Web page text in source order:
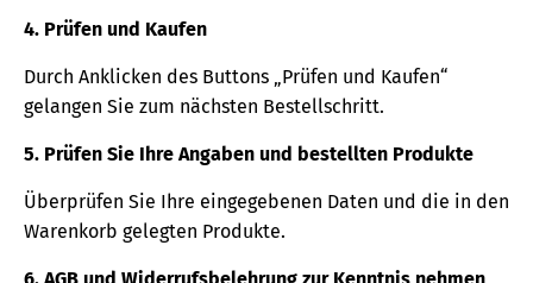
4. Prüfen und Kaufen
Durch Anklicken des Buttons „Prüfen und Kaufen“
gelangen Sie zum nächsten Bestellschritt.
5. Prüfen Sie Ihre Angaben und bestellten Produkte
Überprüfen Sie Ihre eingegebenen Daten und die in den
Warenkorb gelegten Produkte.